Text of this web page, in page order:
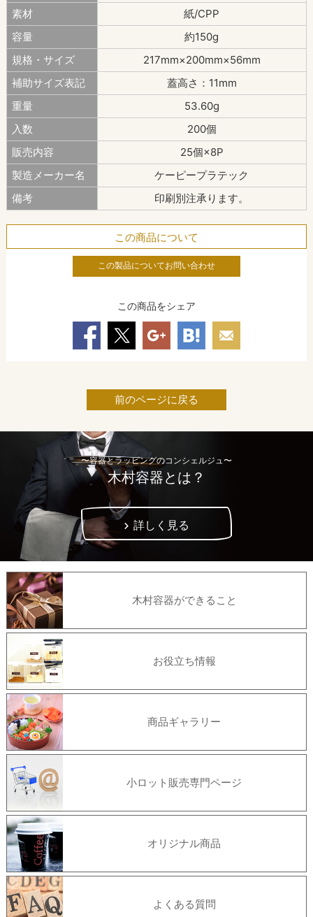
素材
紙/CPP
容量
約150g
規格・サイズ
217mm×200mm×56mm
補助サイズ表記
蓋高さ：11mm
重量
53.60g
入数
200個
販売内容
25個×8P
製造メーカー名
ケーピープラテック
備考
印刷別注承ります。
この商品について
この製品についてお問い合わせ
この商品をシェア
前のページに戻る
〜容器とラッピングのコンシェルジュ〜
木村容器とは？
詳しく見る
木村容器ができること
お役立ち情報
商品ギャラリー
小ロット販売専門ページ
オリジナル商品
よくある質問